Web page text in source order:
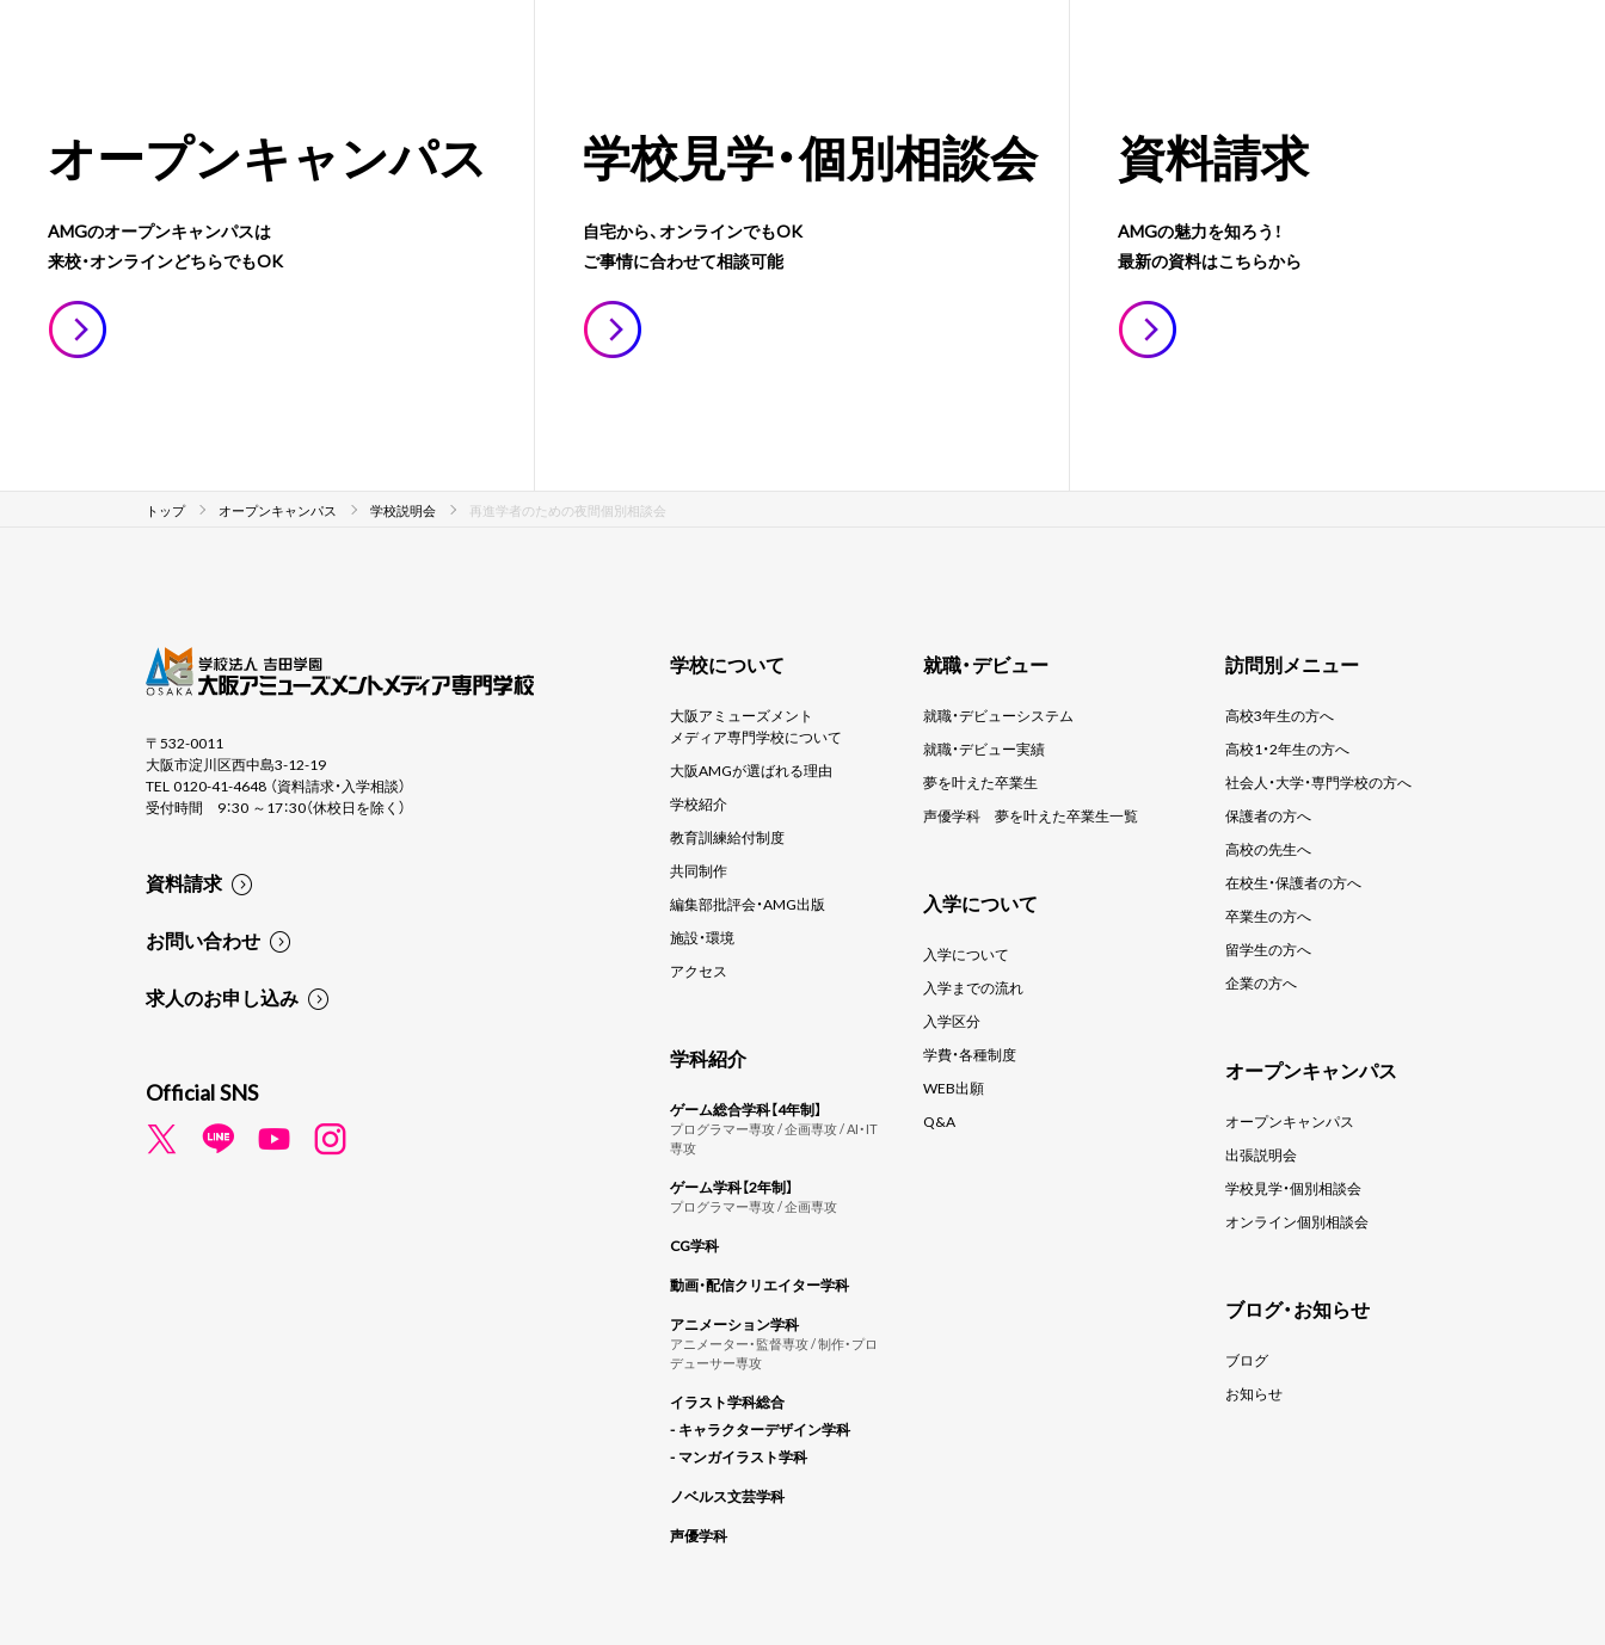
オープンキャンパス
AMGのオープンキャンパスは
来校・オンラインどちらでもOK
学校見学・個別相談会
自宅から、オンラインでもOK
ご事情に合わせて相談可能
資料請求
AMGの魅力を知ろう！
最新の資料はこちらから
トップ オープンキャンパス 学校説明会 再進学者のための夜間個別相談会
学校について
大阪アミューズメント
メディア専門学校について
大阪AMGが選ばれる理由
学校紹介
教育訓練給付制度
共同制作
編集部批評会・AMG出版
施設・環境
アクセス
学科紹介
ゲーム総合学科【4年制】
プログラマー専攻 / 企画専攻 / AI・IT
専攻
ゲーム学科【2年制】
プログラマー専攻 / 企画専攻
CG学科
動画・配信クリエイター学科
アニメーション学科
アニメーター・監督専攻 / 制作・プロ
デューサー専攻
イラスト学科総合
- キャラクターデザイン学科
- マンガイラスト学科
ノベルス文芸学科
声優学科
就職・デビュー
就職・デビューシステム
就職・デビュー実績
夢を叶えた卒業生
声優学科 夢を叶えた卒業生一覧
入学について
入学について
入学までの流れ
入学区分
学費・各種制度
WEB出願
Q&A
訪問別メニュー
高校3年生の方へ
高校1・2年生の方へ
社会人・大学・専門学校の方へ
保護者の方へ
高校の先生へ
在校生・保護者の方へ
卒業生の方へ
留学生の方へ
企業の方へ
オープンキャンパス
オープンキャンパス
出張説明会
学校見学・個別相談会
オンライン個別相談会
ブログ・お知らせ
ブログ
お知らせ
〒532-0011
大阪市淀川区西中島3-12-19
TEL 0120-41-4648 （資料請求・入学相談）
受付時間 9：30 ～17：30（休校日を除く）
資料請求
お問い合わせ
求人のお申し込み
Official SNS